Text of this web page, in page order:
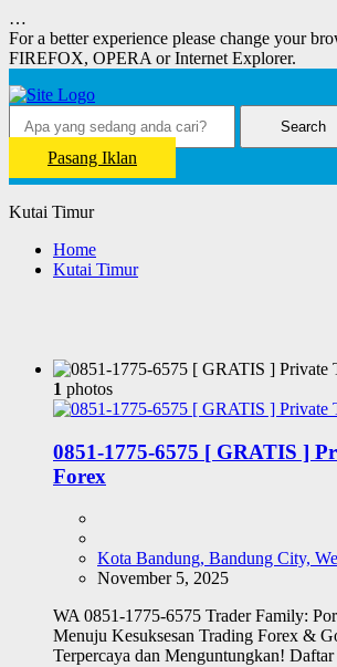
…
For a better experience please change your
FIREFOX, OPERA or Internet Explorer.
Search
Pasang Iklan
Kutai Timur
Home
Kutai Timur
1 photos
0851-1775-6575 [ GRATIS ]
Forex
Kota Bandung, Bandung City,
November 5, 2025
WA 0851-1775-6575 Trader Family:
Menuju Kesuksesan Trading Forex &
Terpercaya dan Menguntungkan!